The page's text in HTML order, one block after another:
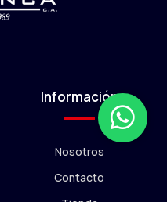
Información
Nosotros
Contacto